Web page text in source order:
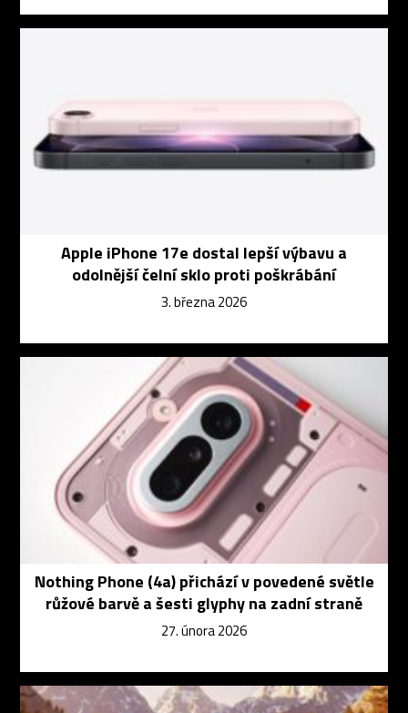
Apple iPhone 17e dostal lepší výbavu a
odolnější čelní sklo proti poškrábání
3. března 2026
Nothing Phone (4a) přichází v povedené světle
růžové barvě a šesti glyphy na zadní straně
27. února 2026